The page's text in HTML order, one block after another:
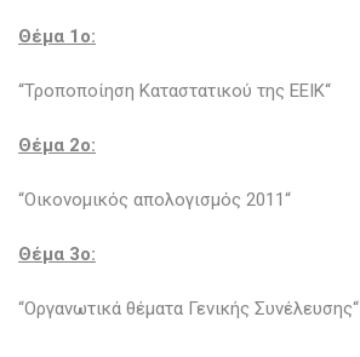
Θέμα 1o:
“Τροποποίηση Καταστατικού της ΕΕΙΚ“
Θέμα 2ο:
“Οικονομικός απολογισμός 2011“
Θέμα 3o:
“Οργανωτικά θέματα Γενικής Συνέλευσης“